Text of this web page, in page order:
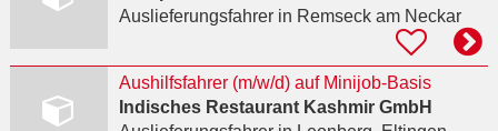
Auslieferungsfahrerin Remseck am Neckar
Aushilfsfahrer (m/w/d) auf Minijob-Basis
Indisches Restaurant Kashmir GmbH